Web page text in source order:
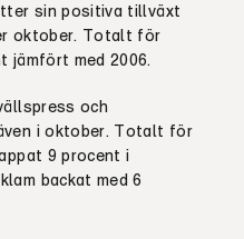
sin positiva tillväxt
oktober. Totalt för
jämfört med 2006.
och
i oktober. Totalt för
9 procent i
backat med 6